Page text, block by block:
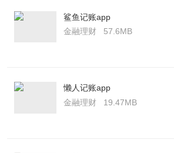
鲨鱼记账app
金融理财
57.6MB
懒人记账app
金融理财
19.47MB